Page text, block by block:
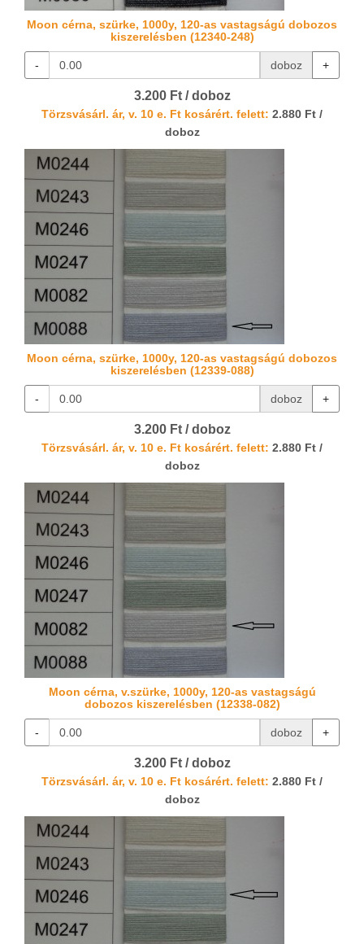
Moon cérna, szürke, 1000y, 120-as vastagságú dobozos
kiszerelésben (12340-248)
- doboz +
3.200 Ft / doboz
Törzsvásárl. ár, v. 10 e. Ft kosárért. felett: 2.880 Ft /
doboz
Moon cérna, szürke, 1000y, 120-as vastagságú dobozos
kiszerelésben (12339-088)
- doboz +
3.200 Ft / doboz
Törzsvásárl. ár, v. 10 e. Ft kosárért. felett: 2.880 Ft /
doboz
Moon cérna, v.szürke, 1000y, 120-as vastagságú
dobozos kiszerelésben (12338-082)
- doboz +
3.200 Ft / doboz
Törzsvásárl. ár, v. 10 e. Ft kosárért. felett: 2.880 Ft /
doboz